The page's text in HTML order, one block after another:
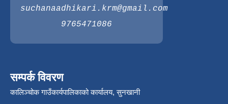
suchanaadhikari.krm@gmail.com
9765471086
सम्पर्क विवरण
कालिञ्चोक गाउँकार्यपालिकाको कार्यालय, सुनखानी